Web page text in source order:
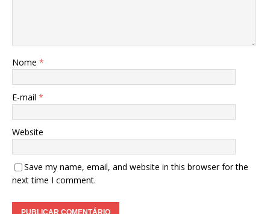
Nome *
E-mail *
Website
Save my name, email, and website in this browser for the
next time I comment.